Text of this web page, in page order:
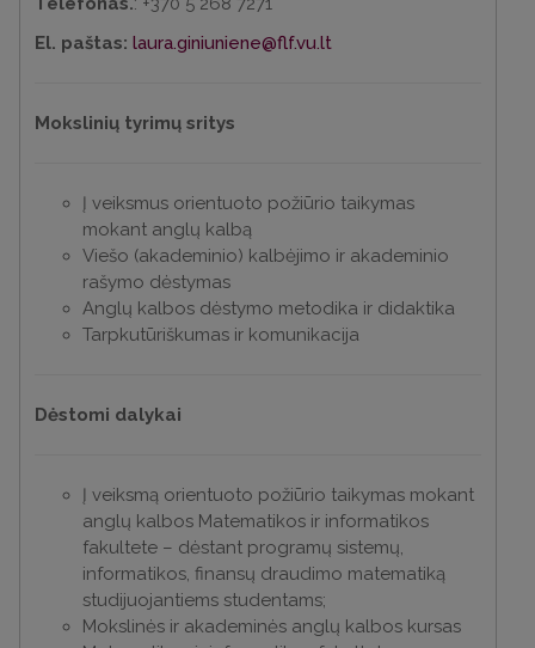
El. paštas: laura.giniuniene@flf.vu.lt
Mokslinių tyrimų sritys
Į veiksmus orientuoto požiūrio taikymas
mokant anglų kalbą
Viešo (akademinio) kalbėjimo ir akademinio
rašymo dėstymas
Anglų kalbos dėstymo metodika ir didaktika
Tarpkutūriškumas ir komunikacija
Dėstomi dalykai
Į veiksmą orientuoto požiūrio taikymas mokant
anglų kalbos Matematikos ir informatikos
fakultete – dėstant programų sistemų,
informatikos, finansų draudimo matematiką
studijuojantiems studentams;
Mokslinės ir akademinės anglų kalbos kursas